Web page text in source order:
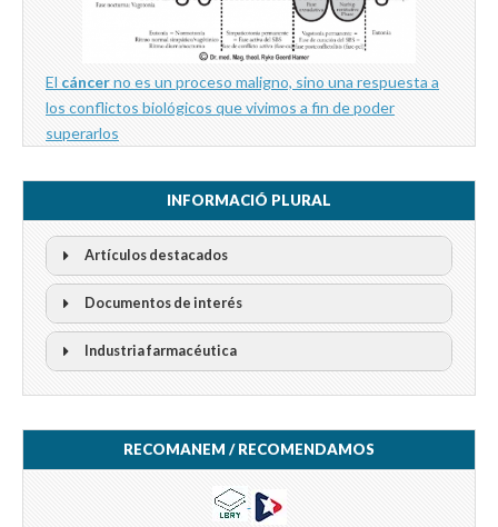
El cáncerno es un proceso maligno, sino una respuesta a
los conflictos biológicos que vivimos a fin de poder
superarlos
INFORMACIÓ PLURAL
Artículos destacados
Documentos de interés
Industria farmacéutica
RECOMANEM / RECOMENDAMOS